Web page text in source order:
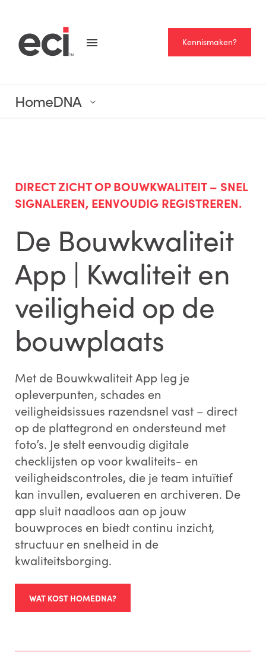
Kennismaken?
HomeDNA
DIRECT ZICHT OP BOUWKWALITEIT – SNEL
SIGNALEREN, EENVOUDIG REGISTREREN.
De Bouwkwaliteit
App | Kwaliteit en
veiligheid op de
bouwplaats
Met de Bouwkwaliteit App leg je
opleverpunten, schades en
veiligheidsissues razendsnel vast – direct
op de plattegrond en ondersteund met
foto’s. Je stelt eenvoudig digitale
checklijsten op voor kwaliteits- en
veiligheidscontroles, die je team intuïtief
kan invullen, evalueren en archiveren. De
app sluit naadloos aan op jouw
bouwproces en biedt continu inzicht,
structuur en snelheid in de
kwaliteitsborging.
WAT KOST HOMEDNA?